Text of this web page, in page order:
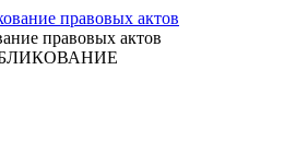
правовых актов